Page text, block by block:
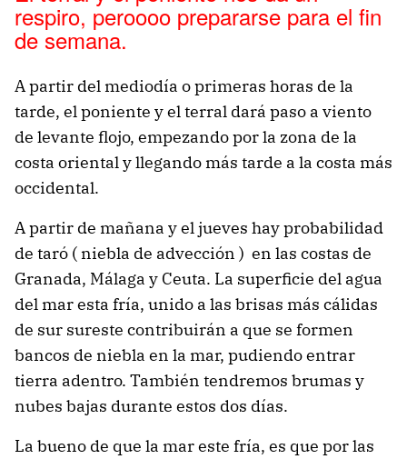
respiro, peroooo prepararse para el fin
de semana.
A partir del mediodía o primeras horas de la
tarde, el poniente y el terral dará paso a viento
de levante flojo, empezando por la zona de la
costa oriental y llegando más tarde a la costa más
occidental.
A partir de mañana y el jueves hay probabilidad
de taró ( niebla de advección ) en las costas de
Granada, Málaga y Ceuta. La superficie del agua
del mar esta fría, unido a las brisas más cálidas
de sur sureste contribuirán a que se formen
bancos de niebla en la mar, pudiendo entrar
tierra adentro. También tendremos brumas y
nubes bajas durante estos dos días.
La bueno de que la mar este fría, es que por las